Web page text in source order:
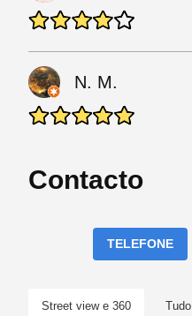
N. M.
Contacto
TELEFONE
Street view e 360 Tudo